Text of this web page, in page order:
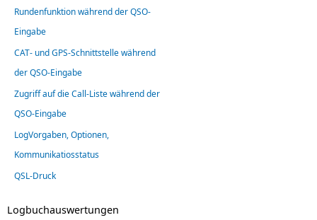
Rundenfunktion während der QSO-
Eingabe
CAT- und GPS-Schnittstelle während
der QSO-Eingabe
Zugriff auf die Call-Liste während der
QSO-Eingabe
LogVorgaben, Optionen,
Kommunikatiosstatus
QSL-Druck
Logbuchauswertungen